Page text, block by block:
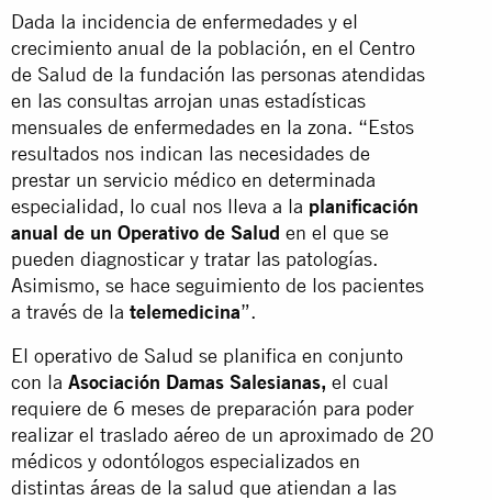
Dada la incidencia de enfermedades y el
crecimiento anual de la población, en el Centro
de Salud de la fundación las personas atendidas
en las consultas arrojan unas estadísticas
mensuales de enfermedades en la zona. “Estos
resultados nos indican las necesidades de
prestar un servicio médico en determinada
especialidad, lo cual nos lleva a la planificación
anual de un Operativo de Salud en el que se
pueden diagnosticar y tratar las patologías.
Asimismo, se hace seguimiento de los pacientes
a través de la telemedicina”.
El operativo de Salud se planifica en conjunto
con la Asociación Damas Salesianas, el cual
requiere de 6 meses de preparación para poder
realizar el traslado aéreo de un aproximado de 20
médicos y odontólogos especializados en
distintas áreas de la salud que atiendan a las